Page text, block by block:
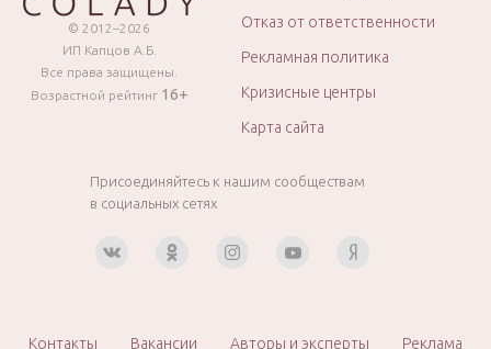
© 2012–2026
ИП Капцов А.Б.
Все права защищены.
Возрастной рейтинг 16+
Отказ от ответственности
Рекламная политика
Кризисные центры
Карта сайта
Присоединяйтесь к нашим сообществам
в социальных сетях
Контакты Вакансии Авторы и эксперты Реклама